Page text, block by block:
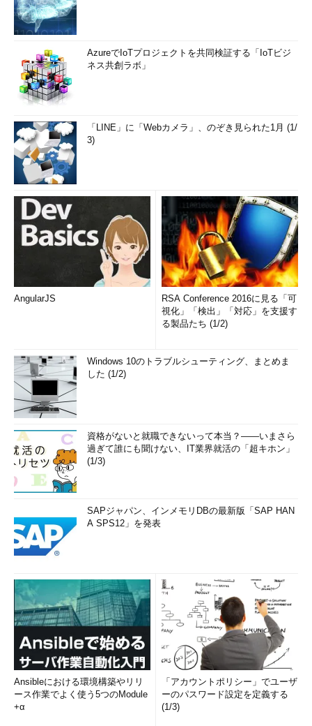
AzureでIoTプロジェクトを共同検証する「IoTビジ
ネス共創ラボ」
「LINE」に「Webカメラ」、のぞき見られた1月 (1/
3)
AngularJS
RSA Conference 2016に見る「可
視化」「検出」「対応」を支援す
る製品たち (1/2)
Windows 10のトラブルシューティング、まとめま
した (1/2)
資格がないと就職できないって本当？――いまさら
過ぎて誰にも聞けない、IT業界就活の「超キホン」
(1/3)
SAPジャパン、インメモリDBの最新版「SAP HAN
A SPS12」を発表
Ansibleにおける環境構築やリリ
ース作業でよく使う5つのModule
+α
「アカウントポリシー」でユーザ
ーのパスワード設定を定義する
(1/3)